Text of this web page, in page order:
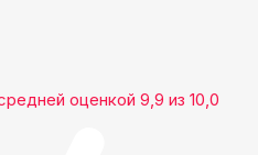
оценкой 9,9 из 10,0